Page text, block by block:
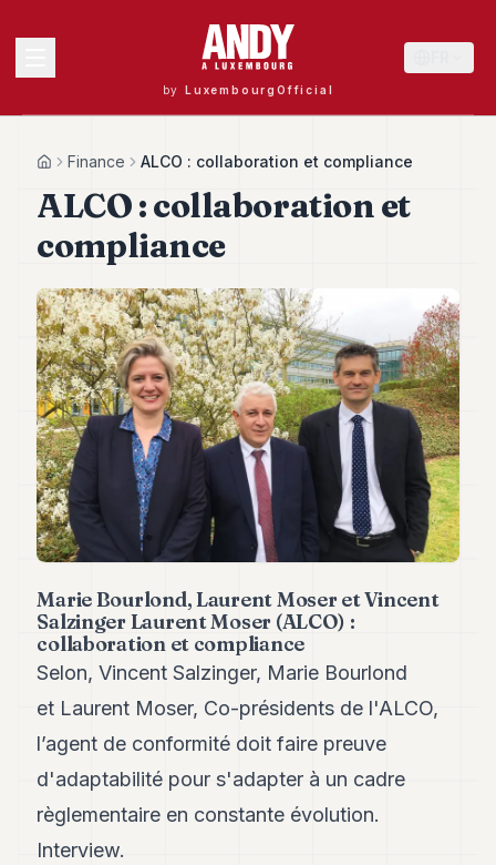
by LuxembourgOfficial
Andy
40
Andy
39
Andy
38
Andy
37
Andy
36
Andy
35
Andy
34
Andy
Andy
32
Andy
31
30
Andy
28
Andy
Andy
26
HomeFinance ALCO : collaboration et compliance
ALCO : collaboration et
compliance
Marie Bourlond, Laurent Moser et Vincent
Salzinger Laurent Moser (ALCO) :
collaboration et compliance
Selon, Vincent Salzinger, Marie Bourlond
et Laurent Moser, Co-présidents de l'ALCO,
l’agent de conformité doit faire preuve
d'adaptabilité pour s'adapter à un cadre
règlementaire en constante évolution.
Interview.